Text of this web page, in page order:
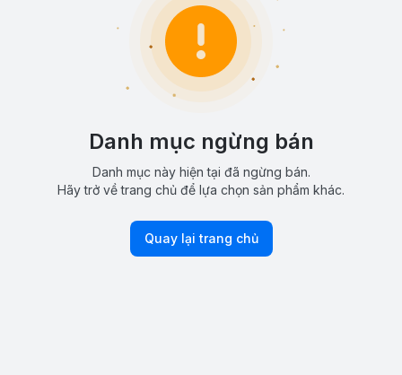
Danh mục ngừng bán
Danh mục này hiện tại đã ngừng bán.
Hãy trở về trang chủ để lựa chọn sản phẩm khác.
Quay lại trang chủ